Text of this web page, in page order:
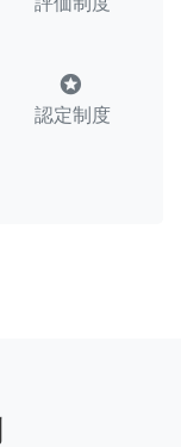
stars
認定制度